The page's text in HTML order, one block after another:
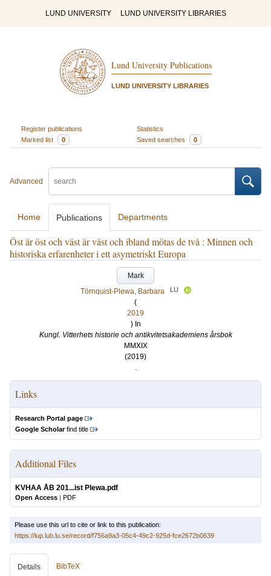
LUND UNIVERSITY LUND UNIVERSITY LIBRARIES
Lund University Publications
LUND UNIVERSITY LIBRARIES
Register publications
Statistics
Marked list
0 Saved searches 0
Advanced
Home Publications Departments
Öst är öst och väst är väst och ibland mötas de två : Minnen och
historiska erfarenheter i ett asymetriskt Europa
Mark
Törnquist-Plewa, Barbara
LU
(
2019
) In
Kungl. Vitterhets historie och antikvitetsakademiens årsbok
MMXIX
(2019)
.
Links
Research Portal page
Google Scholarfind title
Additional Files
KVHAA ÅB 201...ist Plewa.pdf
Open Access | PDF
Please use this url to cite or link to this publication:
https://lup.lub.lu.se/record/f756a9a3-05c4-49c2-925d-fce2672b0639
Details BibTeX